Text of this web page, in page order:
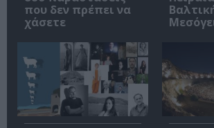
που δεν πρέπει να
χάσετε